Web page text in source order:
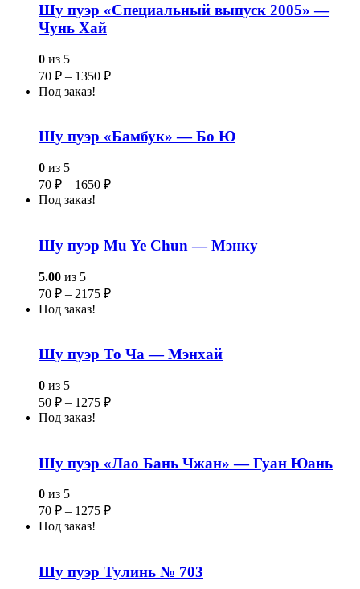
Шу пуэр «Специальный выпуск 2005» —
Чунь Хай
0 из 5
70 ₽ – 1350 ₽
Под заказ!
Шу пуэр «Бамбук» — Бо Ю
0 из 5
70 ₽ – 1650 ₽
Под заказ!
Шу пуэр Mu Ye Chun — Мэнку
5.00 из 5
70 ₽ – 2175 ₽
Под заказ!
Шу пуэр То Ча — Мэнхай
0 из 5
50 ₽ – 1275 ₽
Под заказ!
Шу пуэр «Лао Бань Чжан» — Гуан Юань
0 из 5
70 ₽ – 1275 ₽
Под заказ!
Шу пуэр Тулинь № 703